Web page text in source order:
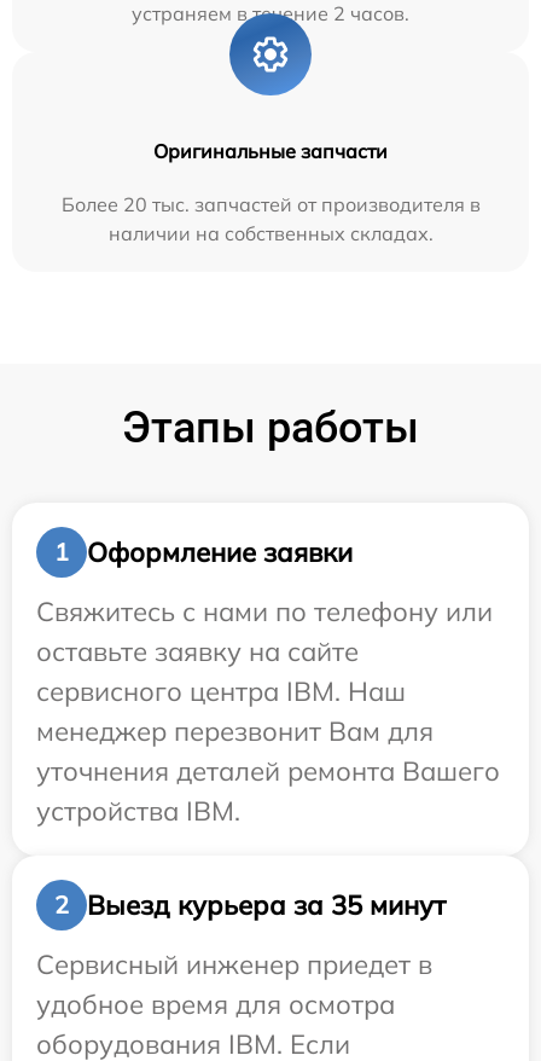
устраняем в течение 2 часов.
Оригинальные запчасти
Более 20 тыс. запчастей от производителя в
наличии на собственных складах.
Этапы работы
1
Оформление заявки
Свяжитесь с нами по телефону или
оставьте заявку на сайте
сервисного центра IBM. Наш
менеджер перезвонит Вам для
уточнения деталей ремонта Вашего
устройства IBM.
2
Выезд курьера за 35 минут
Сервисный инженер приедет в
удобное время для осмотра
оборудования IBM. Если